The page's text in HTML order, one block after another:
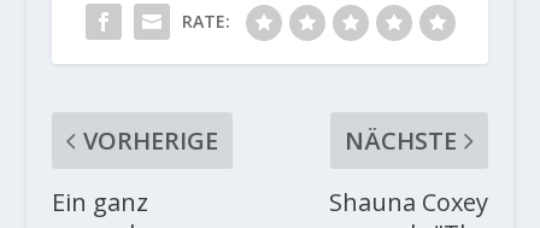
RATE:
VORHERIGE
Ein ganz
NÄCHSTE
Shauna Coxey